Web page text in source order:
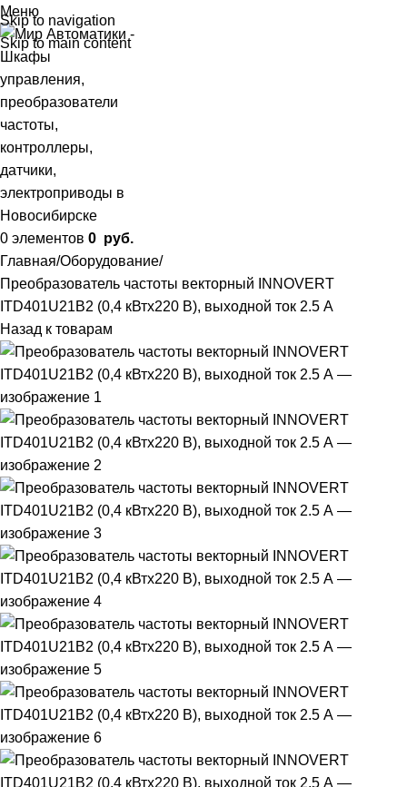
Skip to navigation
Skip to main content
Меню
0 элементов 0 руб.
Главная Оборудование
Преобразователь частоты векторный INNOVERT
ITD401U21B2 (0,4 кВтx220 В), выходной ток 2.5 А
Назад к товарам